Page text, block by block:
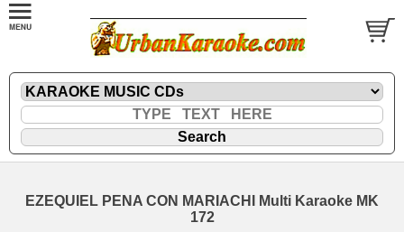
EZEQUIEL PENA CON MARIACHI Multi Karaoke MK
172